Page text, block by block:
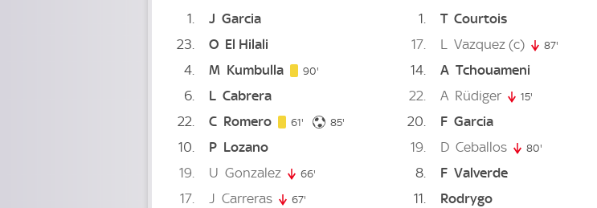
1 J Garcia
23
O El Hilali
4
M Kumbulla 90'
6 L Cabrera
22
C Romero 61' 61. minute
85'
10 P Lozano
19
U Gonzalez 66'
17 J Carreras 67'
1 T Courtois
17
L Vazquez(c) 87'
14 A Tchouameni
22
A Rüdiger 15'
20 F Garcia
19
D Ceballos 80'
8 F Valverde
11
Rodrygo